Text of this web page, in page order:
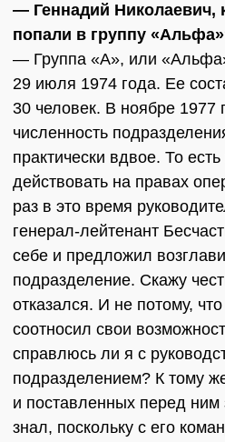
— Геннадий Николаевич,
попали в группу
— Группа «А», или
29 июля 1974 года. Ее
30 человек. В ноябре 1977
численность
практически вдвое. То
действовать на правах
раз в это время
генерал-лейтенант
себе и предложил
подразделение. Скажу
отказался. И не потому,
соотносил свои
справлюсь ли я с
подразделением? К тому
и поставленных перед ним
знал, поскольку с его